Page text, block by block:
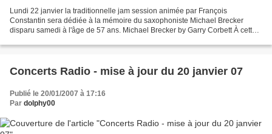
Lundi 22 janvier la traditionnelle jam session animée par François
Constantin sera dédiée à la mémoire du saxophoniste Michael Brecker
disparu samedi à l'âge de 57 ans. Michael Brecker by Garry Corbett À cette
Concerts Radio - mise à jour du 20 janvier 07
Publié le 20/01/2007 à 17:16
Par dolphy00